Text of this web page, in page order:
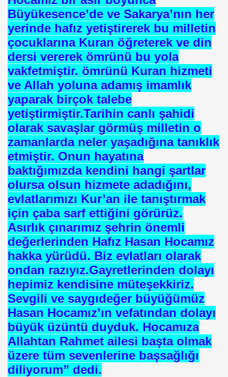
Büyükesence’de ve Sakarya’nın her
yerinde hafız yetiştirerek bu milletin
çocuklarına Kuran öğreterek ve din
dersi vererek ömrünü bu yola
vakfetmiştir. ömrünü Kuran hizmeti
ve Allah yoluna adamış imamlık
yaparak birçok talebe
yetiştirmiştir.Tarihin canlı şahidi
olarak savaşlar görmüş milletin o
zamanlarda neler yaşadığına tanıklık
etmiştir. Onun hayatına
baktığımızda kendini hangi şartlar
olursa olsun hizmete adadığını,
evlatlarımızı Kur’an ile tanıştırmak
için çaba sarf ettiğini görürüz.
Asırlık çınarımız şehrin önemli
değerlerinden Hafız Hasan Hocamız
hakka yürüdü. Biz evlatları olarak
ondan razıyız.Gayretlerinden dolayı
hepimiz kendisine müteşekkiriz.
Sevgili ve saygıdeğer büyüğümüz
Hasan Hocamız’ın vefatından dolayı
büyük üzüntü duyduk. Hocamıza
Allahtan Rahmet ailesi başta olmak
üzere tüm sevenlerine başsağlığı
diliyorum” dedi.
Beden Şehit
Şehit
Yıllık Mumyasız Ceset
FLEW ---Yanılmışım,Tanrı Varmış.